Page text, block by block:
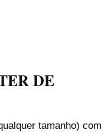
DE
tamanho) com